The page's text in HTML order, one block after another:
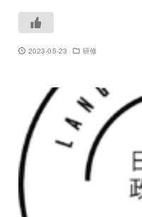
2023-05-23 研修